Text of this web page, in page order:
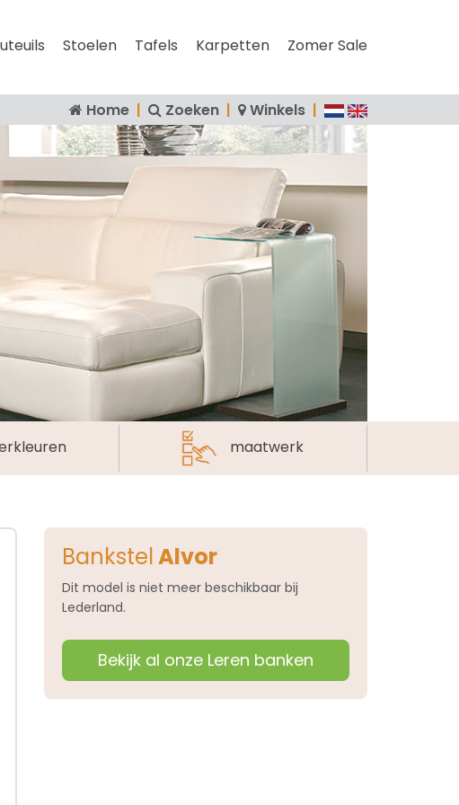
Stoelen Tafels Karpetten Zomer Sale
Home | Zoeken | Winkels |
maatwerk
BankstelAlvor
Dit model is niet meer beschikbaar bij
Lederland.
Bekijk al onze Leren banken